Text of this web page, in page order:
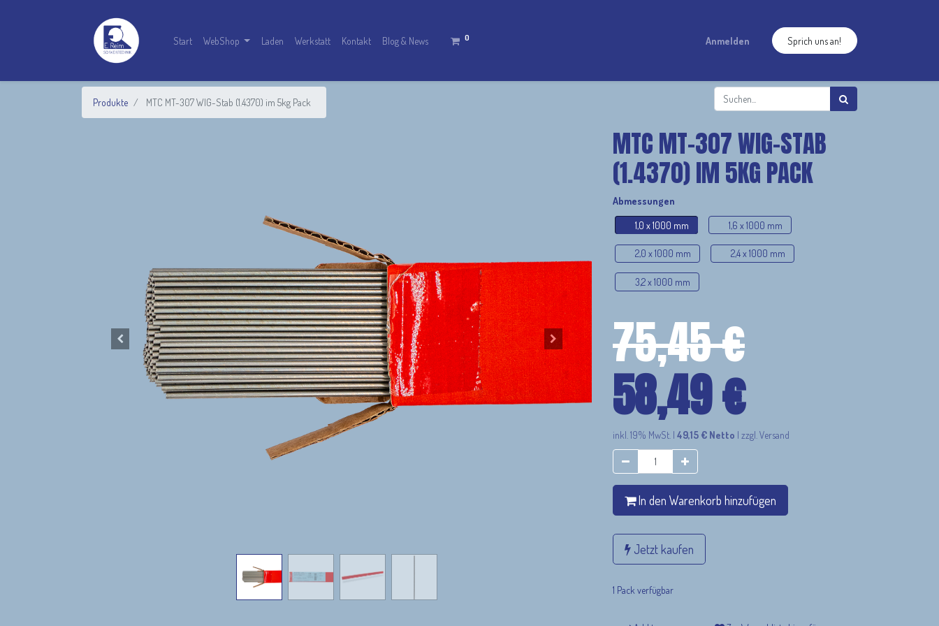
Start WebShop Laden Werkstatt Kontakt Blog & News 0 Anmelden Sprich uns an!
Produkte MTC MT-307 WIG-Stab (1.4370) im 5kg Pack
MTC MT-307 WIG-STAB
(1.4370) IM 5KG PACK
Abmessungen
1,0 x 1000 mm 1,6 x 1000 mm
2,0 x 1000 mm 2,4 x 1000 mm
3,2 x 1000 mm
75,45€
58,49€
inkl. 19% MwSt. | 49,15 € Netto | zzgl. Versand
In den Warenkorb hinzufügen
Jetzt kaufen
1 Pack verfügbar